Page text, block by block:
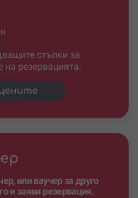
стъпки за
резервацията.
или ваучер за друго
и заяви резервация.